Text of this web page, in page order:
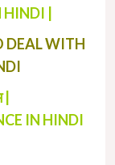
|
DEAL WITH
IN HINDI